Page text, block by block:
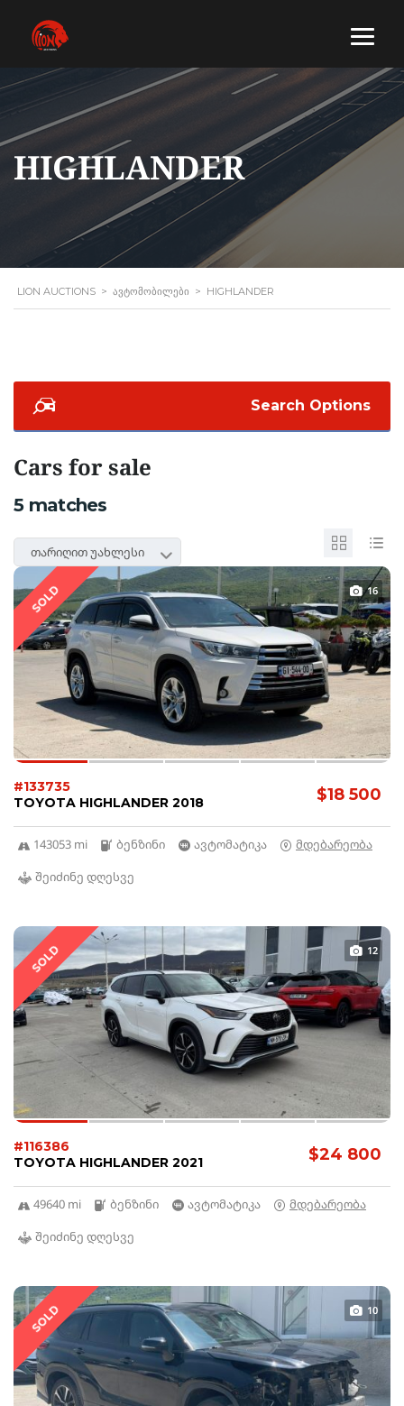
HIGHLANDER
LION AUCTIONS > ᲐᲕᲢᲝᲛᲝᲑᲘᲚᲔᲑᲘ > HIGHLANDER
Search Options
Cars for sale
5 matches
თარიღით უახლესი
SOLD 16
$18 500
#133735
TOYOTA HIGHLANDER 2018
143053 mi ბენზინი ავტომატიკა
მდებარეობა
შეიძინე დღესვე
SOLD 12
$24 800
#116386
TOYOTA HIGHLANDER 2021
49640 mi ბენზინი ავტომატიკა
მდებარეობა
შეიძინე დღესვე
SOLD 10